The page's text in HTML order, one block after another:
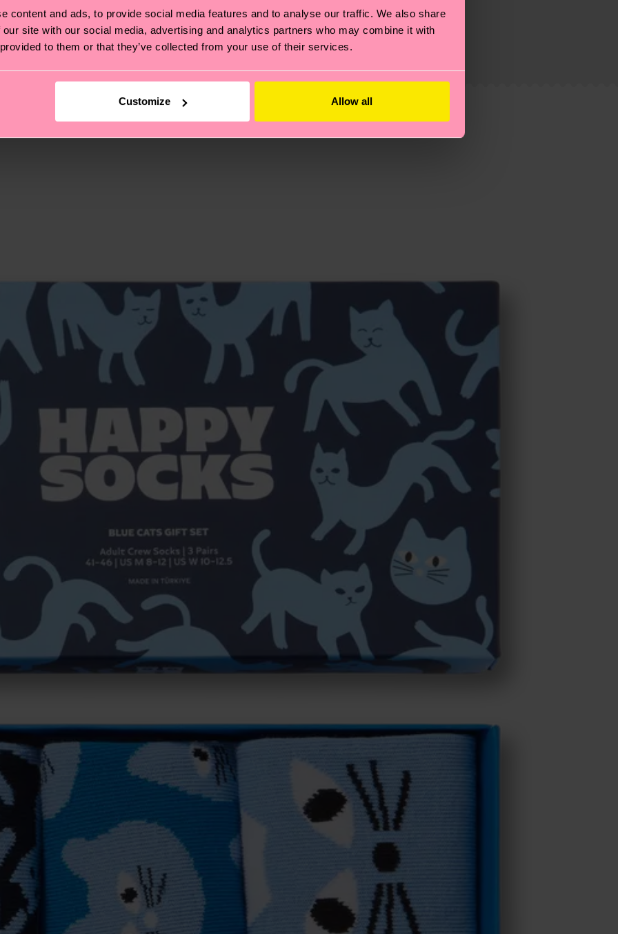
content and ads, to provide social media features and to analyse our traffic. We also share
site with our social media, advertising and analytics partners who may combine it with
to them or that they’ve collected from your use of their services.
Customize Allow all
si ferma alla qualità o alle certificazioni, ma include filiere etiche, meno emissioni, amore per i calzini… e
scoprire tutti i nostri segreti (e qualche dritta utile)? Dai un’occhiata alla nostra
è di 5-8 giorni lavorativi. Tieni presente che si tratta solo di una stima: la consegna effettiva
trovare le risposte alle domande più comuni.